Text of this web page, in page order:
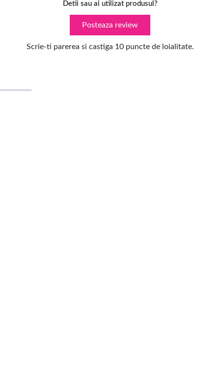
Detii sau ai utilizat produsul?
Posteaza review
Scrie-ti parerea si castiga 10 puncte de loialitate.